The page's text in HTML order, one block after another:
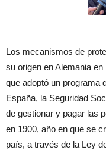
Los mecanismos de
su origen en Alemania
que adoptó un programa
España, la Seguridad
de gestionar y pagar las
en 1900, año en que se
país, a través de la Ley